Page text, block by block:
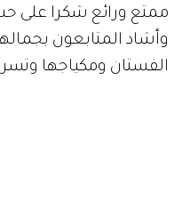
ممتع ورائع شكرا على
وأشاد المتابعون
الفستان ومكياجها